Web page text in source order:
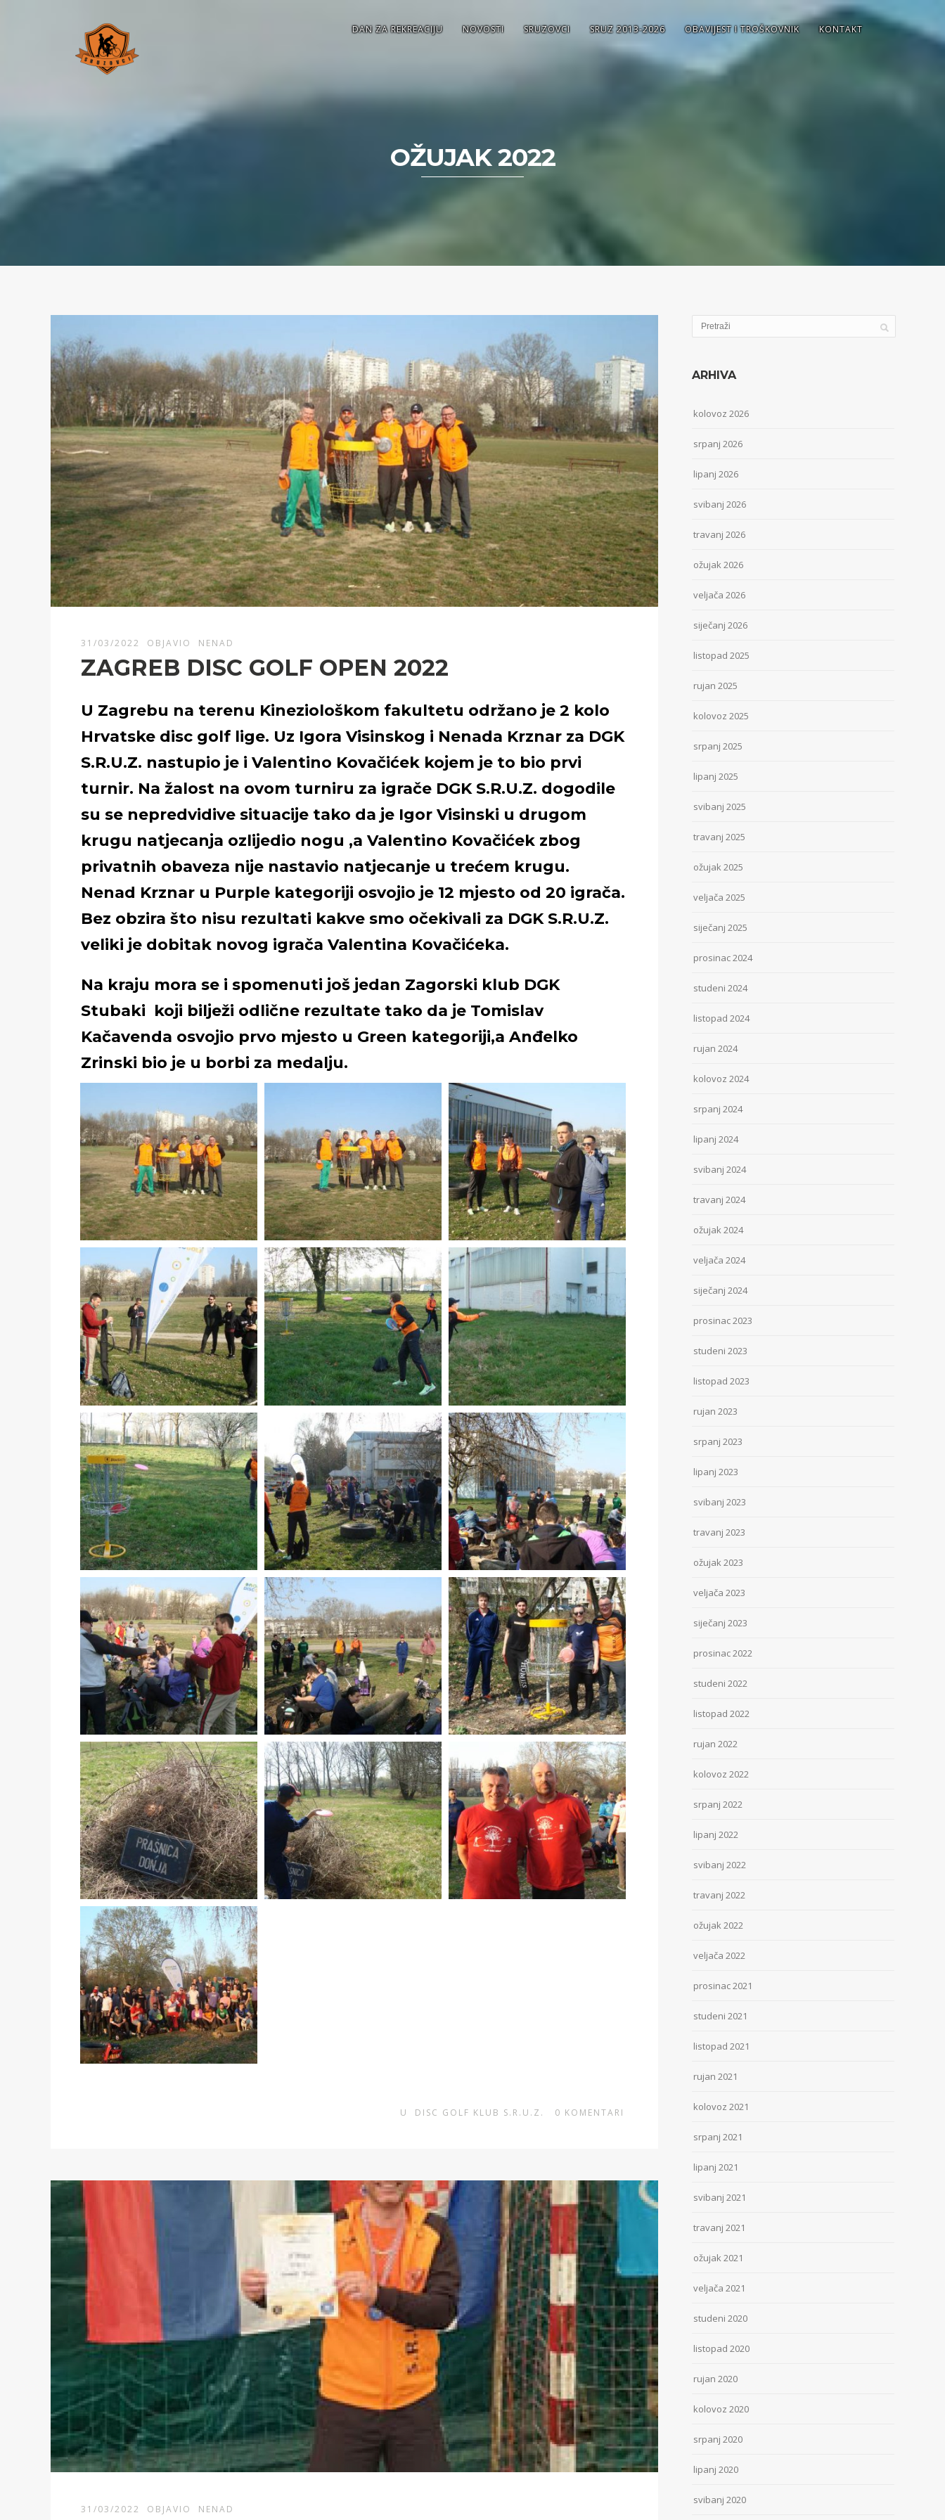
DAN ZA REKREACIJU NOVOSTI SRUZOVCI SRUZ 2013-2026 OBAVIJEST I TROŠKOVNIK KONTAKT
OŽUJAK 2022
31/03/2022 OBJAVIO NENAD
ZAGREB DISC GOLF OPEN 2022
U Zagrebu na terenu Kineziološkom fakultetu održano je 2 kolo
Hrvatske disc golf lige. Uz Igora Visinskog i Nenada Krznar za DGK
S.R.U.Z. nastupio je i Valentino Kovačićek kojem je to bio prvi
turnir. Na žalost na ovom turniru za igrače DGK S.R.U.Z. dogodile
su se nepredvidive situacije tako da je Igor Visinski u drugom
krugu natjecanja ozlijedio nogu ,a Valentino Kovačićek zbog
privatnih obaveza nije nastavio natjecanje u trećem krugu.
Nenad Krznar u Purple kategoriji osvojio je 12 mjesto od 20 igrača.
Bez obzira što nisu rezultati kakve smo očekivali za DGK S.R.U.Z.
veliki je dobitak novog igrača Valentina Kovačićeka.
Na kraju mora se i spomenuti još jedan Zagorski klub DGK
Stubaki koji bilježi odlične rezultate tako da je Tomislav
Kačavenda osvojio prvo mjesto u Green kategoriji,a Anđelko
Zrinski bio je u borbi za medalju.
U DISC GOLF KLUB S.R.U.Z. 0 KOMENTARI
31/03/2022 OBJAVIO NENAD
ARHIVA
kolovoz 2026
srpanj 2026
lipanj 2026
svibanj 2026
travanj 2026
ožujak 2026
veljača 2026
siječanj 2026
listopad 2025
rujan 2025
kolovoz 2025
srpanj 2025
lipanj 2025
svibanj 2025
travanj 2025
ožujak 2025
veljača 2025
siječanj 2025
prosinac 2024
studeni 2024
listopad 2024
rujan 2024
kolovoz 2024
srpanj 2024
lipanj 2024
svibanj 2024
travanj 2024
ožujak 2024
veljača 2024
siječanj 2024
prosinac 2023
studeni 2023
listopad 2023
rujan 2023
srpanj 2023
lipanj 2023
svibanj 2023
travanj 2023
ožujak 2023
veljača 2023
siječanj 2023
prosinac 2022
studeni 2022
listopad 2022
rujan 2022
kolovoz 2022
srpanj 2022
lipanj 2022
svibanj 2022
travanj 2022
ožujak 2022
veljača 2022
prosinac 2021
studeni 2021
listopad 2021
rujan 2021
kolovoz 2021
srpanj 2021
lipanj 2021
svibanj 2021
travanj 2021
ožujak 2021
veljača 2021
studeni 2020
listopad 2020
rujan 2020
kolovoz 2020
srpanj 2020
lipanj 2020
svibanj 2020